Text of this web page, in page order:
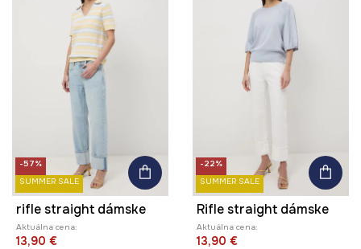
-57%
SUMMER SALE
rifle straight dámske
Aktuálna cena:
13,90 €
-22%
SUMMER SALE
Rifle straight dámske
Aktuálna cena:
13,90 €